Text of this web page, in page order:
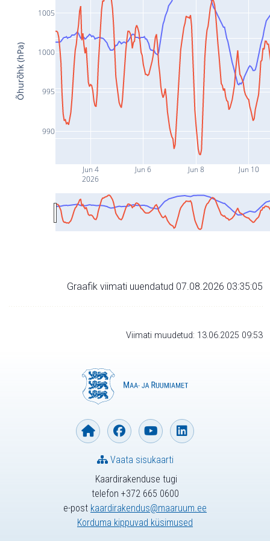
Jun 4
2026
Jun 6 Jun 8 Jun 10
990
995
1000
1005
Õhurõhk (hPa)
Graafik viimati uuendatud 07.08.2026 03:35:05
Viimati muudetud: 13.06.2025 09:53
Kaardirakenduse tugi
telefon +372 665 0600
e-post kaardirakendus@maaruum.ee
Korduma kippuvad küsimused
Vaata sisukaarti